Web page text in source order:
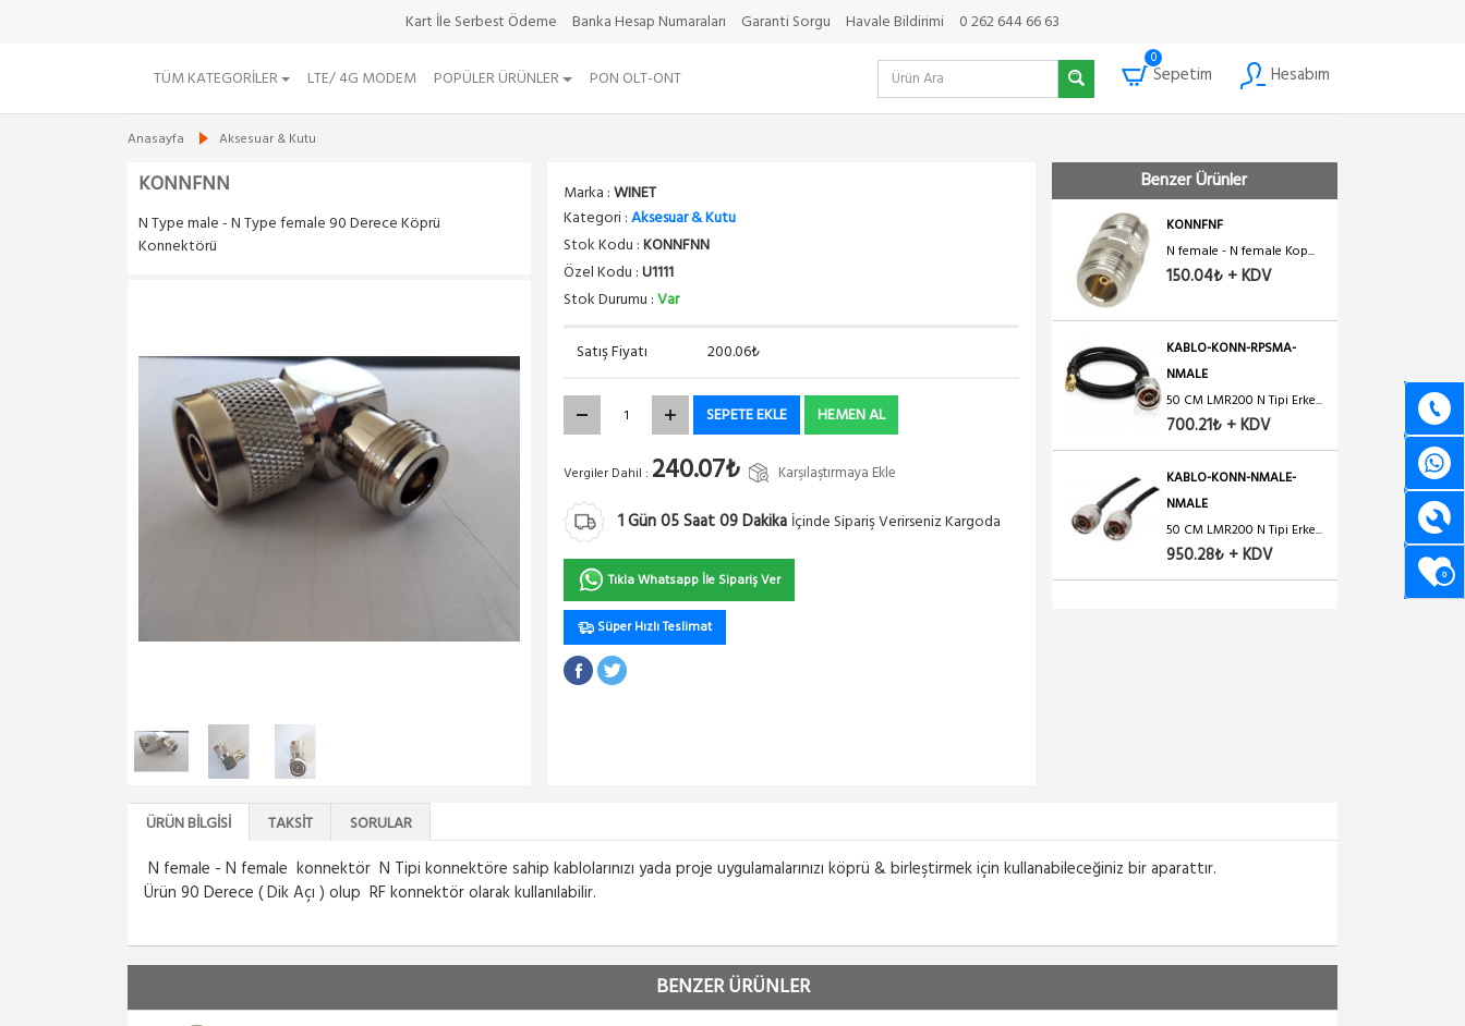
Kart İle Serbest Ödeme Banka Hesap Numaraları Garanti Sorgu Havale Bildirimi 0 262 644 66 63
TÜM KATEGORILER LTE/ 4G MODEM POPÜLER ÜRÜNLER PON OLT-ONT
0
Sepetim Hesabım
0
Anasayfa Aksesuar & Kutu
KONNFNN
N Type male - N Type female 90 Derece Köprü
Konnektörü
Marka :WINET
Kategori :Aksesuar & Kutu
Stok Kodu :KONNFNN
Özel Kodu :U1111
Stok Durumu :Var
Satış Fiyatı 200.06₺
SEPETE EKLE HEMEN AL
Vergiler Dahil : 240.07₺ Karşılaştırmaya Ekle
1Gün05Saat09Dakika İçinde Sipariş Verirseniz Kargoda
Tıkla Whatsapp İle Sipariş Ver
Süper Hızlı Teslimat
Benzer Ürünler
KONNFNF
N female - N female Kop...
150.04₺ + KDV
KABLO-KONN-RPSMA-
NMALE
50 CM LMR200 N Tipi Erke...
700.21₺ + KDV
KABLO-KONN-NMALE-
NMALE
50 CM LMR200 N Tipi Erke...
950.28₺ + KDV
ÜRÜN BILGISI TAKSIT SORULAR
N female - N female konnektör N Tipi konnektöre sahip kablolarınızı yada proje uygulamalarınızı köprü & birleştirmek için kullanabileceğiniz bir aparattır.
Ürün 90 Derece ( Dik Açı ) olup RF konnektör olarak kullanılabilir.
BENZER ÜRÜNLER